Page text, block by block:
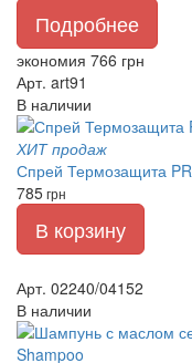
Подробнее
экономия 766 грн
Арт. art91
В наличии
ХИТ продаж
Спрей Термозащита
785грн
В корзину
Арт. 02240/04152
В наличии